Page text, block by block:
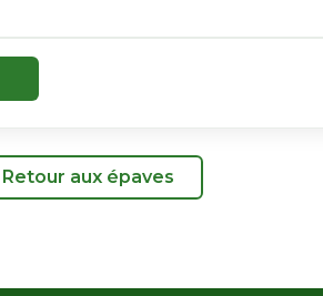
Retour aux épaves